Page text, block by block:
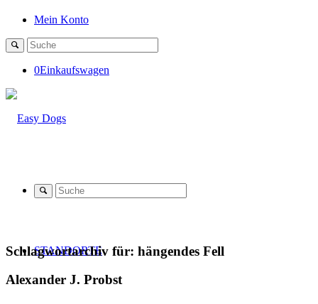
Mein Konto
0Einkaufswagen
STANDORTE
Schlagwortarchiv für: hängendes Fell
Alexander J. Probst